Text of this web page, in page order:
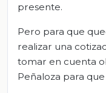
presente.
Pero para que
realizar una
tomar en cuenta
Peñaloza para